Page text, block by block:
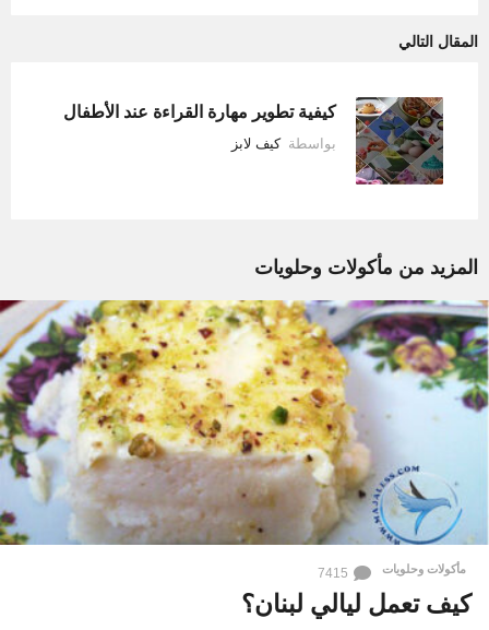
المقال التالي
كيفية تطوير مهارة القراءة عند الأطفال
بواسطة كيف لابز
المزيد من مأكولات وحلويات
مأكولات وحلويات 7415
كيف تعمل ليالي لبنان؟